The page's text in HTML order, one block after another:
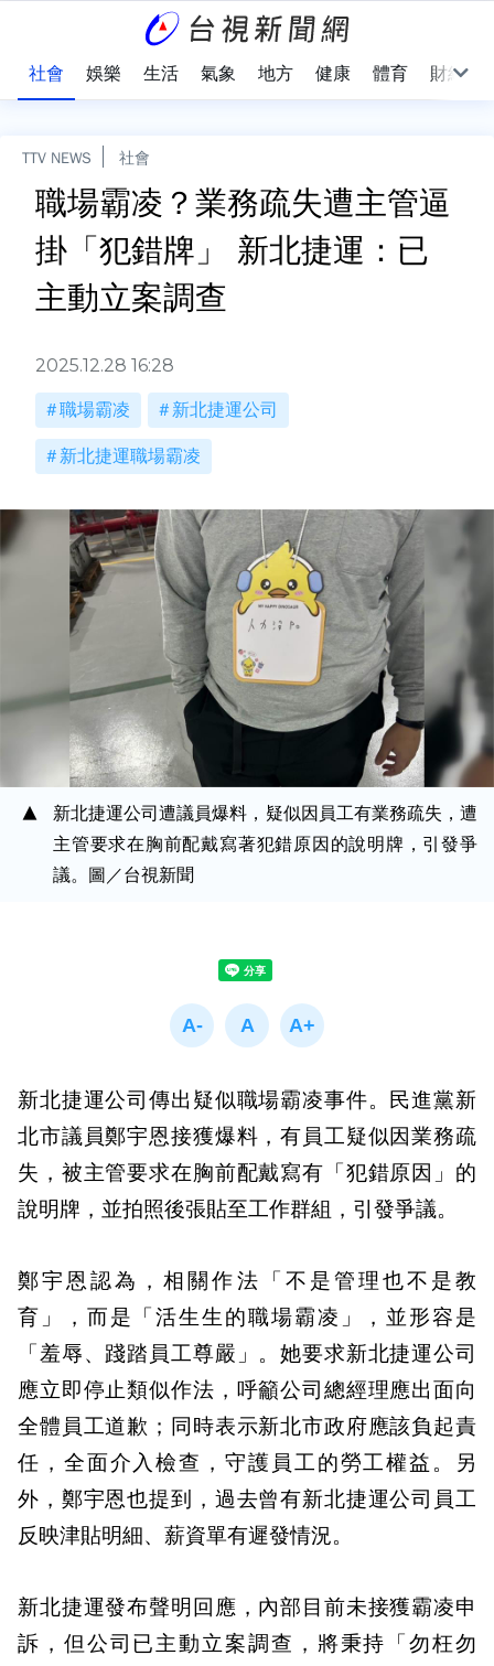
社會 娛樂 生活 氣象 地方 健康 體育 財經
TTV NEWS 社會
職場霸凌？業務疏失遭主管逼
掛「犯錯牌」 新北捷運：已
主動立案調查
2025.12.28 16:28
職場霸凌 新北捷運公司
新北捷運職場霸凌
新北捷運公司遭議員爆料，疑似因員工有業務疏失，遭
主管要求在胸前配戴寫著犯錯原因的說明牌，引發爭
議。圖／台視新聞
新北捷運公司傳出疑似職場霸凌事件。民進黨新
北市議員鄭宇恩接獲爆料，有員工疑似因業務疏
失，被主管要求在胸前配戴寫有「犯錯原因」的
說明牌，並拍照後張貼至工作群組，引發爭議。
鄭宇恩認為，相關作法「不是管理也不是教
育」，而是「活生生的職場霸凌」，並形容是
「羞辱、踐踏員工尊嚴」。她要求新北捷運公司
應立即停止類似作法，呼籲公司總經理應出面向
全體員工道歉；同時表示新北市政府應該負起責
任，全面介入檢查，守護員工的勞工權益。另
外，鄭宇恩也提到，過去曾有新北捷運公司員工
反映津貼明細、薪資單有遲發情況。
新北捷運發布聲明回應，內部目前未接獲霸凌申
訴，但公司已主動立案調查，將秉持「勿枉勿